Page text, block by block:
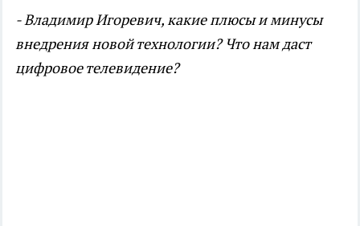
- Владимир Игоревич, какие плюсы и минусы
внедрения новой технологии? Что нам даст
цифровое телевидение?